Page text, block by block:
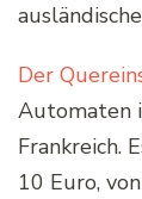
Der
Automaten
Frankreich.
10 Euro,